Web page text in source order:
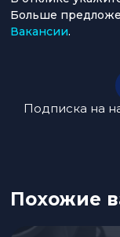
Больше
Вакансии.
Подписка на
Похожие